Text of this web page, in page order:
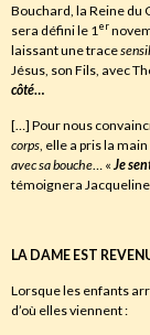
Bouchard, la Reine du
sera défini le 1er
laissant une trace
Jésus, son Fils, avec
côté…
[…] Pour nous
corps, elle a pris la
avec sa bouche… «Je
témoignera
LA DAME EST
Lorsque les enfants
d’où elles viennent :